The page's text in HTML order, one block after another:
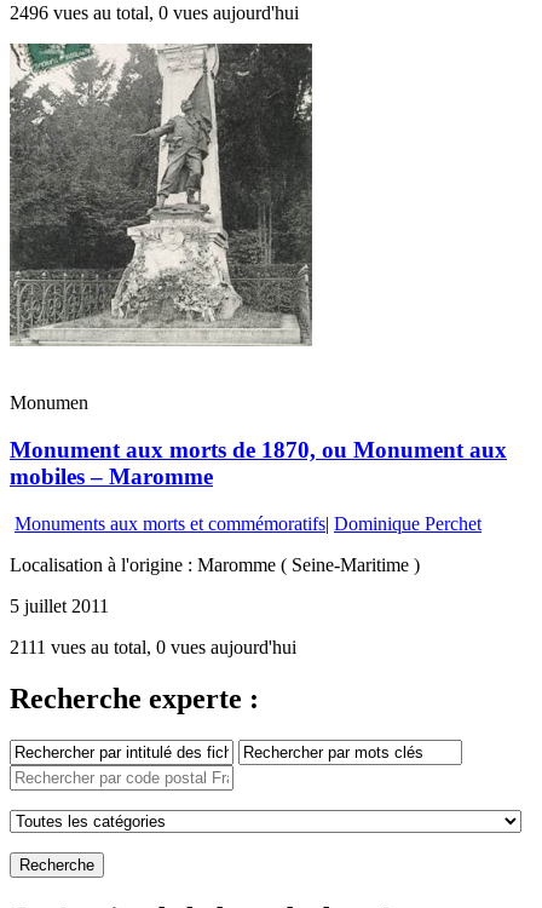
2496 vues au total, 0 vues aujourd'hui
Monumen
Monument aux morts de 1870, ou Monument aux
mobiles – Maromme
Monuments aux morts et commémoratifs| Dominique Perchet
Localisation à l'origine : Maromme ( Seine-Maritime )
5 juillet 2011
2111 vues au total, 0 vues aujourd'hui
Recherche experte :